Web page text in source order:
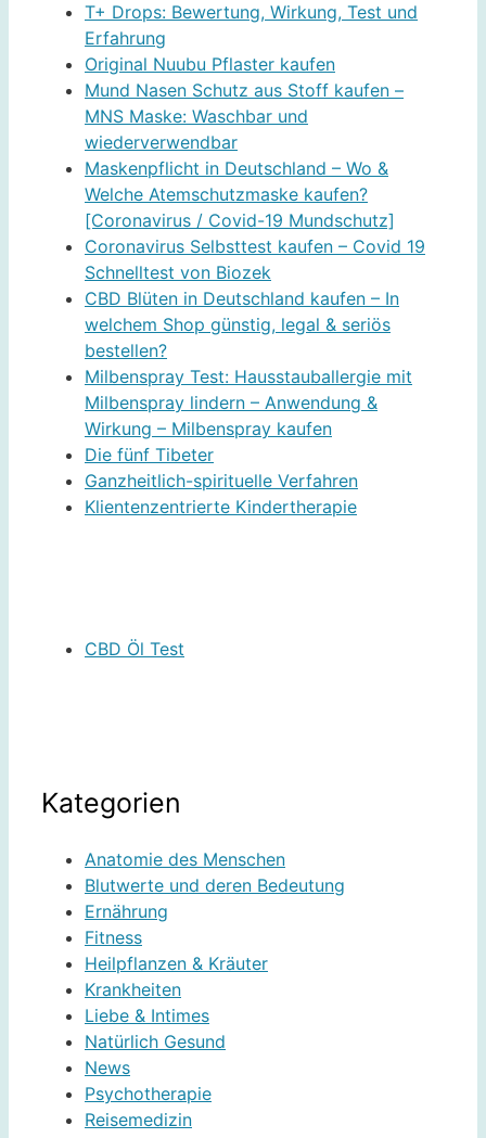
T+ Drops: Bewertung, Wirkung, Test und
Erfahrung
Original Nuubu Pflaster kaufen
Mund Nasen Schutz aus Stoff kaufen –
MNS Maske: Waschbar und
wiederverwendbar
Maskenpflicht in Deutschland – Wo &
Welche Atemschutzmaske kaufen?
[Coronavirus / Covid-19 Mundschutz]
Coronavirus Selbsttest kaufen – Covid 19
Schnelltest von Biozek
CBD Blüten in Deutschland kaufen – In
welchem Shop günstig, legal & seriös
bestellen?
Milbenspray Test: Hausstauballergie mit
Milbenspray lindern – Anwendung &
Wirkung – Milbenspray kaufen
Die fünf Tibeter
Ganzheitlich-spirituelle Verfahren
Klientenzentrierte Kindertherapie
CBD Öl Test
Kategorien
Anatomie des Menschen
Blutwerte und deren Bedeutung
Ernährung
Fitness
Heilpflanzen & Kräuter
Krankheiten
Liebe & Intimes
Natürlich Gesund
News
Psychotherapie
Reisemedizin